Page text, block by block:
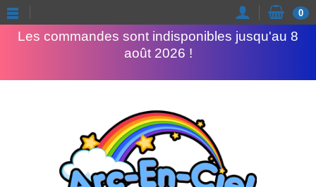
Les commandes sont indisponibles jusqu'au 8
août 2026 !
0